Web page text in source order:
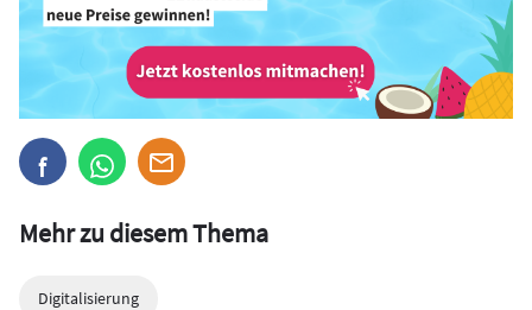
Mehr zu diesem Thema
Digitalisierung